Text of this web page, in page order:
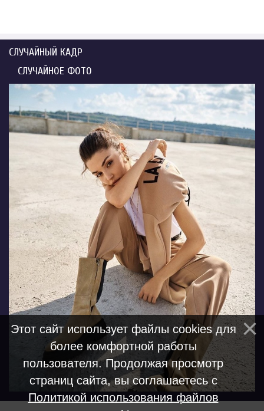
СЛУЧАЙНЫЙ КАДР
СЛУЧАЙНОЕ ФОТО
Этот сайт использует файлы cookies для
более комфортной работы
пользователя. Продолжая просмотр
страниц сайта, вы соглашаетесь с
Политикой использования файлов